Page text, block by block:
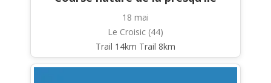
18 mai
Le Croisic (44)
Trail 14km Trail 8km